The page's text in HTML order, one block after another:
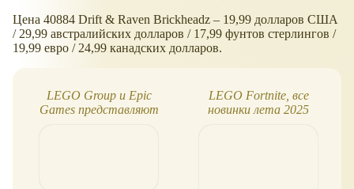
Цена 40884 Drift & Raven Brickheadz – 19,99 долларов США
/ 29,99 австралийских долларов / 17,99 фунтов стерлингов /
19,99 евро / 24,99 канадских долларов.
LEGO Group и Epic
Games представляют
LEGO Fortnite, все
новинки лета 2025